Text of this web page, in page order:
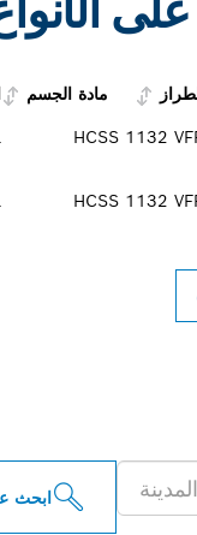
مادة الجسم
S 1132
HCS
S 1132
HCS
ابحث